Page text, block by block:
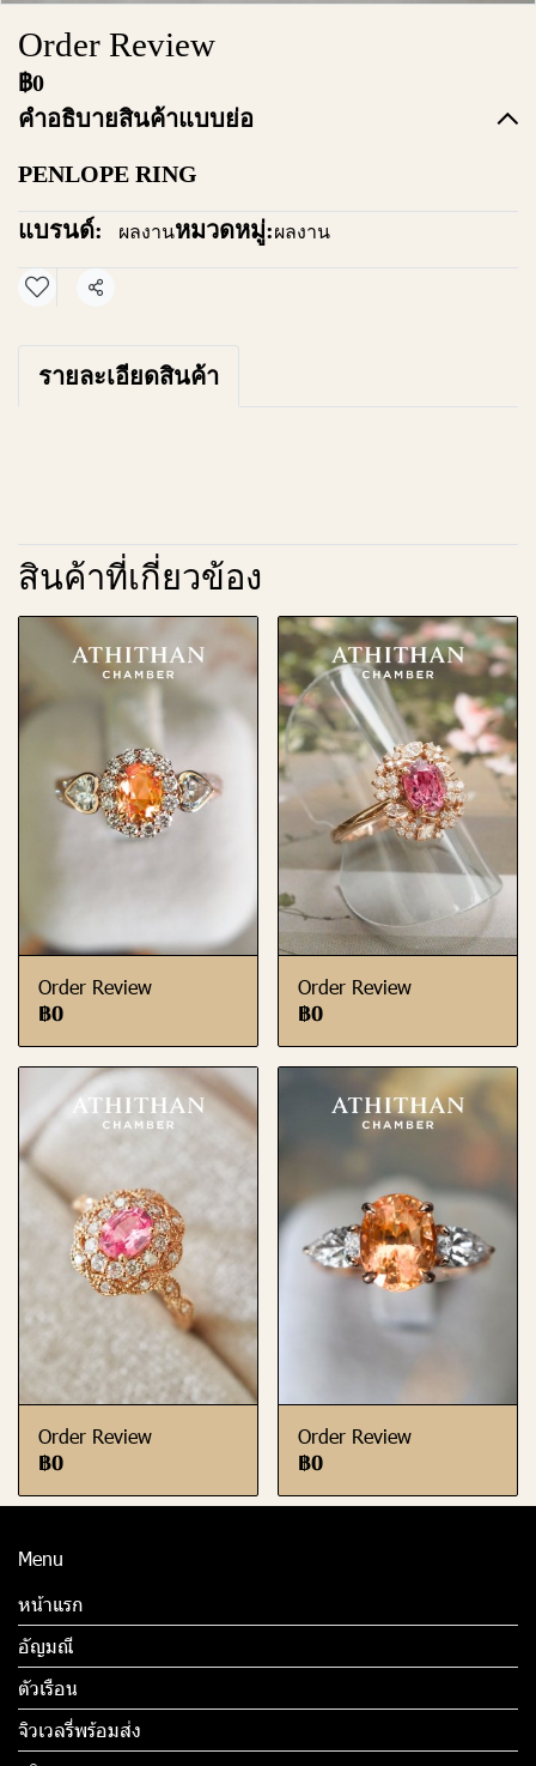
Order Review
฿0
คำอธิบายสินค้าแบบย่อ
PENLOPE RING
แบรนด์: ผลงานหมวดหมู่:ผลงาน
แชร์
รายละเอียดสินค้า
สินค้าที่เกี่ยวข้อง
Order Review
฿0
Order Review
฿0
Order Review
฿0
Order Review
฿0
Menu
หน้าแรก
อัญมณี
ตัวเรือน
จิวเวลรี่พร้อมส่ง